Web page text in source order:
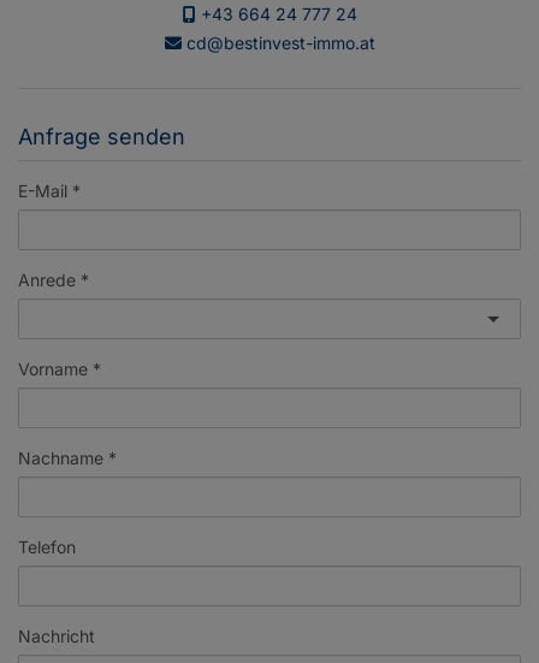
+43 664 24 777 24
cd@bestinvest-immo.at
Anfrage senden
E-Mail
Anrede
Vorname
Nachname
Telefon
Nachricht